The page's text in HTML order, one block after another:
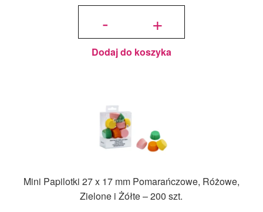
-
ilość
Czarne
PME - 30
szt. +
Dodaj do koszyka
Mini Papilotki 27 x 17 mm Pomarańczowe, Różowe,
Zielone i Żółte – 200 szt.